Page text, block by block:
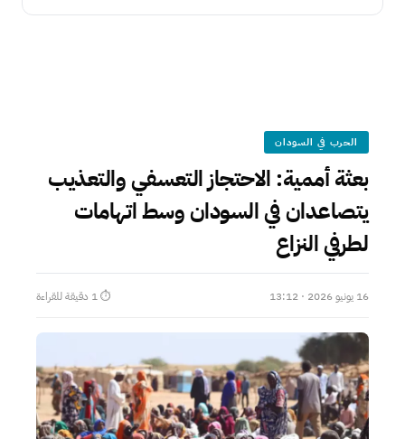
الحرب في السودان
بعثة أممية: الاحتجاز التعسفي والتعذيب
يتصاعدان في السودان وسط اتهامات
لطرفي النزاع
16 يونيو 2026 · 13:12 ⏱ 1 دقيقة للقراءة